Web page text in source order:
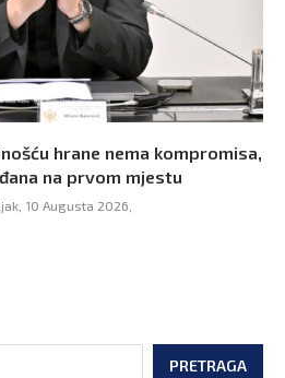
hrane nema kompromisa,
na prvom mjestu
10 Augusta 2026,
PRETRAGA